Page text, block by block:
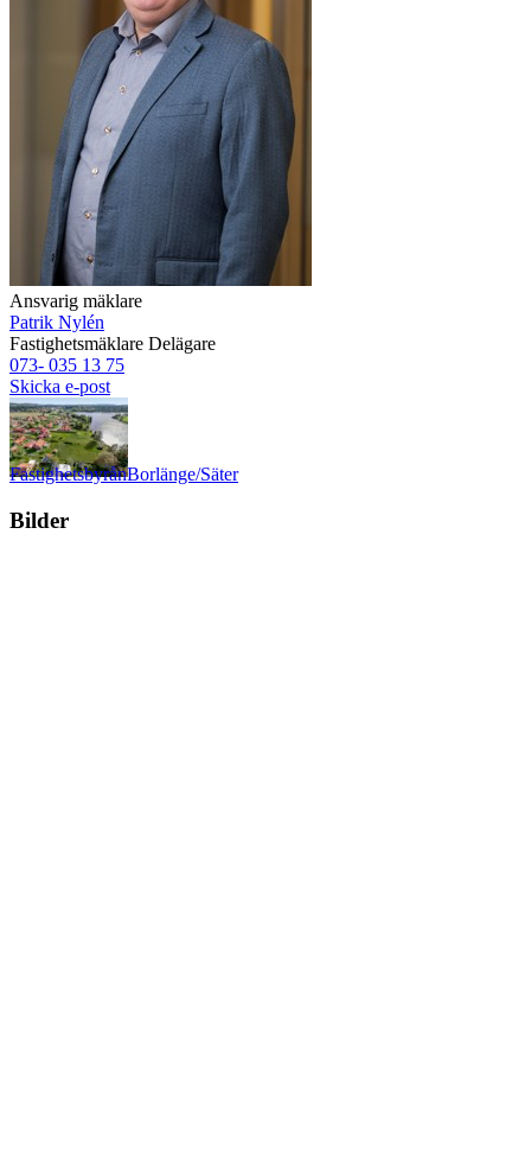
Ansvarig mäklare
Patrik Nylén
Fastighetsmäklare Delägare
073- 035 13 75
Skicka e-post
FastighetsbyrånBorlänge/Säter
Bilder